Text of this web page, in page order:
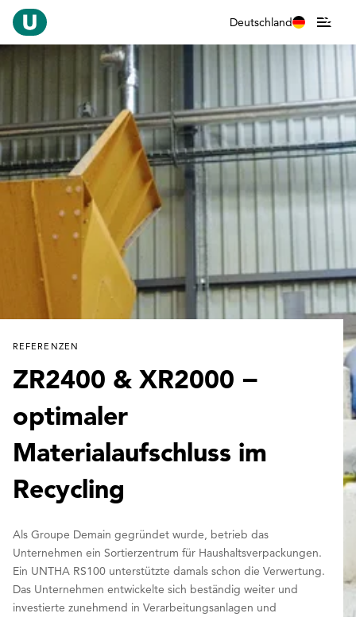
Deutschland
REFERENZEN
ZR2400 & XR2000 −
optimaler
Materialaufschluss im
Recycling
Als Groupe Demain gegründet wurde, betrieb das
Unternehmen ein Sortierzentrum für Haushaltsverpackungen.
Ein UNTHA RS100 unterstützte damals schon die Verwertung.
Das Unternehmen entwickelte sich beständig weiter und
investierte zunehmend in Verarbeitungsanlagen und